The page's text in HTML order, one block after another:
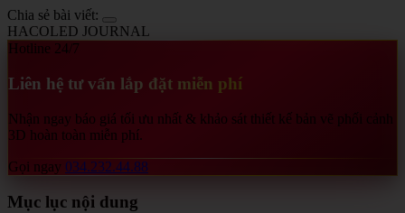
Chia sẻ bài viết:
HACOLED JOURNAL
Hotline 24/7
Liên hệ tư vấn lắp đặt miễn phí
Nhận ngay báo giá tối ưu nhất & khảo sát thiết kế bản vẽ phối cảnh
3D hoàn toàn miễn phí.
Gọi ngay 034.232.44.88
Mục lục nội dung